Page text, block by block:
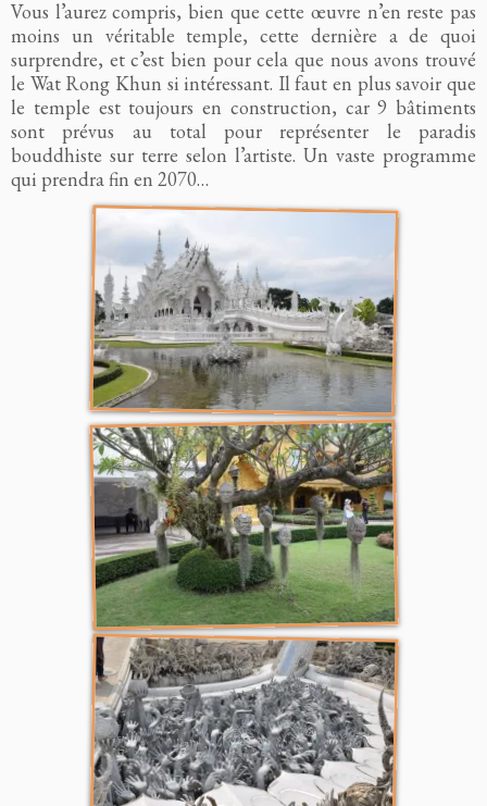
Vous l’aurez compris, bien que cette œuvre n’en reste pas
moins un véritable temple, cette dernière a de quoi
surprendre, et c’est bien pour cela que nous avons trouvé
le Wat Rong Khun si intéressant. Il faut en plus savoir que
le temple est toujours en construction, car 9 bâtiments
sont prévus au total pour représenter le paradis
bouddhiste sur terre selon l’artiste. Un vaste programme
qui prendra fin en 2070…